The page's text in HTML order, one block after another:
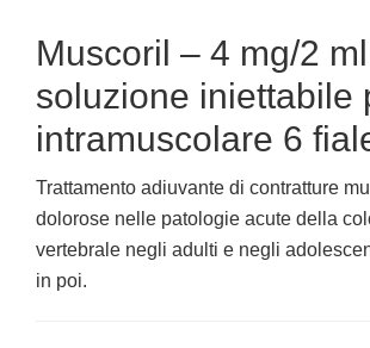
Muscoril – 4 mg/2 ml
soluzione iniettabile
intramuscolare 6
Trattamento adiuvante di contratture
dolorose nelle patologie acute della
vertebrale negli adulti e negli
in poi.